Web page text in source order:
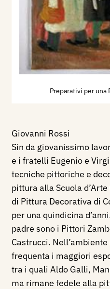
Preparativi per una
Giovanni Rossi
Sin da giovanissimo
e i fratelli Eugenio e
tecniche pittoriche e
pittura alla Scuola
di Pittura Decorativa di
per una quindicina
padre sono i Pittori
Castrucci.
frequenta i maggiori
tra i quali Aldo Galli,
ma rimane fedele alla